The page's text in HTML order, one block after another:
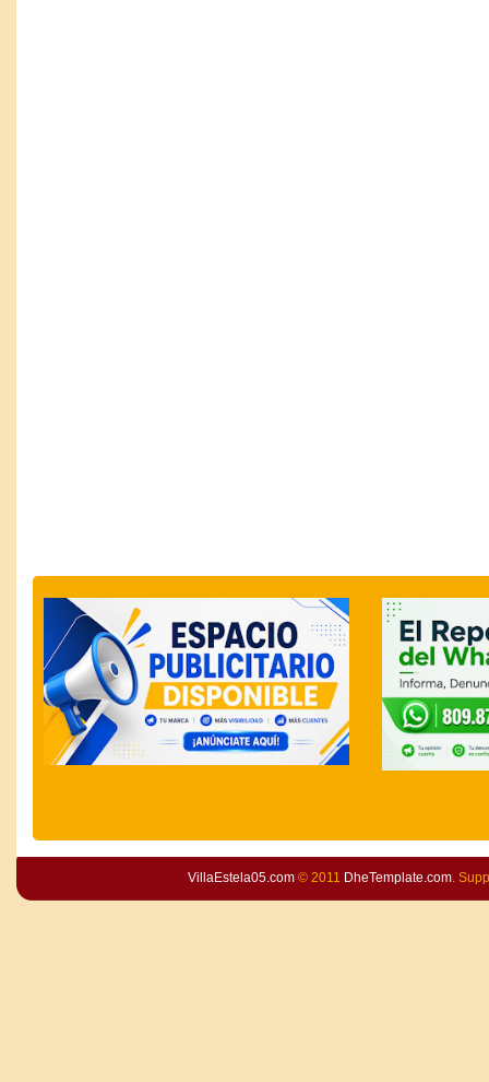
VillaEstela05.com© 2011 DheTemplate.com.